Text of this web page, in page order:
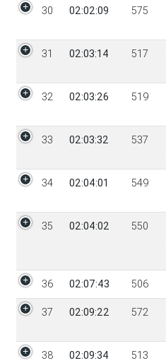
30 02:02:09 575
31 02:03:14 517
32 02:03:26 519
33 02:03:32 537
34 02:04:01 549
35 02:04:02 550
36 02:07:43 506
37 02:09:22 572
38 02:09:34 513